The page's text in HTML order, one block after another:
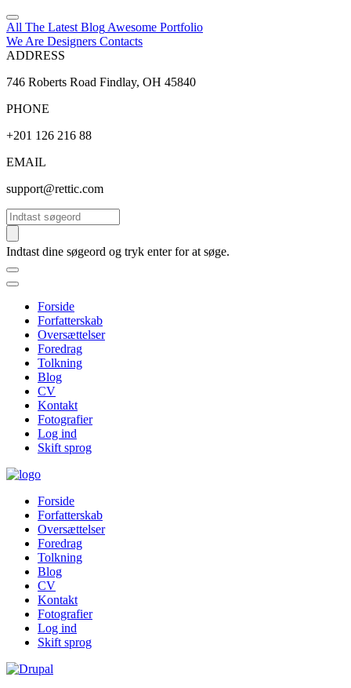
All The Latest Blog Awesome Portfolio
We Are Designers Contacts
ADDRESS
746 Roberts Road Findlay, OH 45840
PHONE
+201 126 216 88
EMAIL
support@rettic.com
Søg
Indtast dine søgeord og tryk enter for at søge.
Forside
Forfatterskab
Oversættelser
Foredrag
Tolkning
Blog
CV
Kontakt
Fotografier
Log ind
Skift sprog
Forside
Forfatterskab
Oversættelser
Foredrag
Tolkning
Blog
CV
Kontakt
Fotografier
Log ind
Skift sprog